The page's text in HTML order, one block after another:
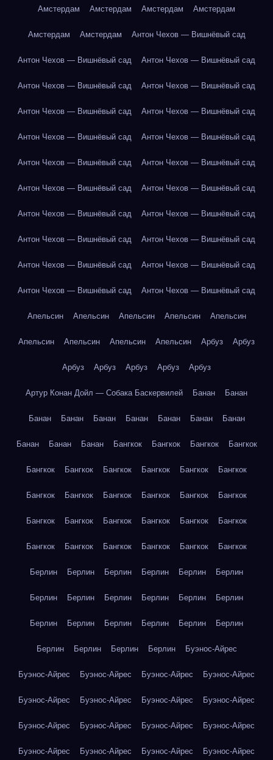
Амстердам Амстердам Амстердам Амстердам
Амстердам Амстердам Антон Чехов — Вишнёвый сад
Антон Чехов — Вишнёвый сад Антон Чехов — Вишнёвый сад
Антон Чехов — Вишнёвый сад Антон Чехов — Вишнёвый сад
Антон Чехов — Вишнёвый сад Антон Чехов — Вишнёвый сад
Антон Чехов — Вишнёвый сад Антон Чехов — Вишнёвый сад
Антон Чехов — Вишнёвый сад Антон Чехов — Вишнёвый сад
Антон Чехов — Вишнёвый сад Антон Чехов — Вишнёвый сад
Антон Чехов — Вишнёвый сад Антон Чехов — Вишнёвый сад
Антон Чехов — Вишнёвый сад Антон Чехов — Вишнёвый сад
Антон Чехов — Вишнёвый сад Антон Чехов — Вишнёвый сад
Антон Чехов — Вишнёвый сад Антон Чехов — Вишнёвый сад
Апельсин Апельсин Апельсин Апельсин Апельсин
Апельсин Апельсин Апельсин Апельсин Арбуз Арбуз
Арбуз Арбуз Арбуз Арбуз Арбуз
Артур Конан Дойл — Собака Баскервилей Банан Банан
Банан Банан Банан Банан Банан Банан Банан
Банан Банан Банан Бангкок Бангкок Бангкок Бангкок
Бангкок Бангкок Бангкок Бангкок Бангкок Бангкок
Бангкок Бангкок Бангкок Бангкок Бангкок Бангкок
Бангкок Бангкок Бангкок Бангкок Бангкок Бангкок
Бангкок Бангкок Бангкок Бангкок Бангкок Бангкок
Берлин Берлин Берлин Берлин Берлин Берлин
Берлин Берлин Берлин Берлин Берлин Берлин
Берлин Берлин Берлин Берлин Берлин Берлин
Берлин Берлин Берлин Берлин Буэнос-Айрес
Буэнос-Айрес Буэнос-Айрес Буэнос-Айрес Буэнос-Айрес
Буэнос-Айрес Буэнос-Айрес Буэнос-Айрес Буэнос-Айрес
Буэнос-Айрес Буэнос-Айрес Буэнос-Айрес Буэнос-Айрес
Буэнос-Айрес Буэнос-Айрес Буэнос-Айрес Буэнос-Айрес